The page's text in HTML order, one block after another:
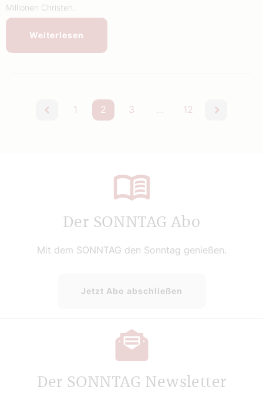
Millionen Christen.
Weiterlesen
vorherige
1 2 3 … 12
nächste
Der SONNTAG Abo
Mit dem SONNTAG den Sonntag genießen.
Jetzt Abo abschließen
Der SONNTAG Newsletter